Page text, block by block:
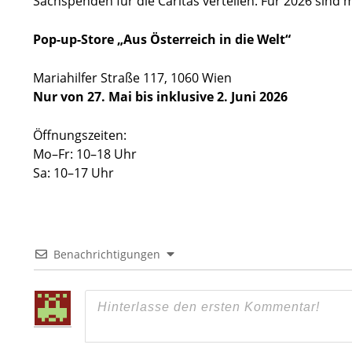
Pop-up-Store „Aus Österreich in die Welt“
Mariahilfer Straße 117, 1060 Wien
Nur von 27. Mai bis inklusive 2. Juni 2026
Öffnungszeiten:
Mo–Fr: 10–18 Uhr
Sa: 10–17 Uhr
Benachrichtigungen